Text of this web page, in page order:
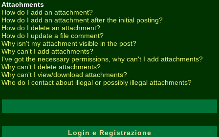
Attachments
How do I add an attachment?
How do I add an attachment after the initial posting?
How do I delete an attachment?
How do I update a file comment?
Why isn't my attachment visible in the post?
Why can't I add attachments?
I've got the necessary permissions, why can't I add attachments?
Why can't I delete attachments?
Why can't I view/download attachments?
Who do I contact about illegal or possibly illegal attachments?
Login e Registrazione